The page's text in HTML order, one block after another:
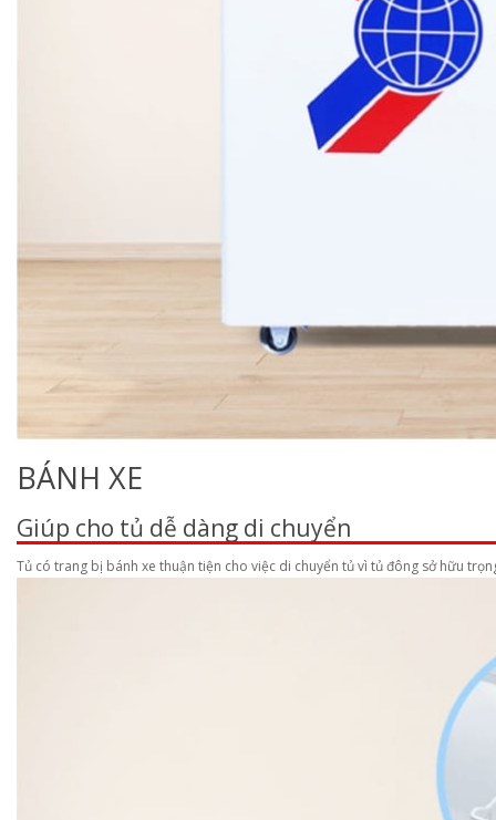
BÁNH XE
Giúp cho tủ dễ dàng di chuyển
Tủ có trang bị bánh xe thuận tiện cho việc di chuyển tủ vì tủ đông sở hữu